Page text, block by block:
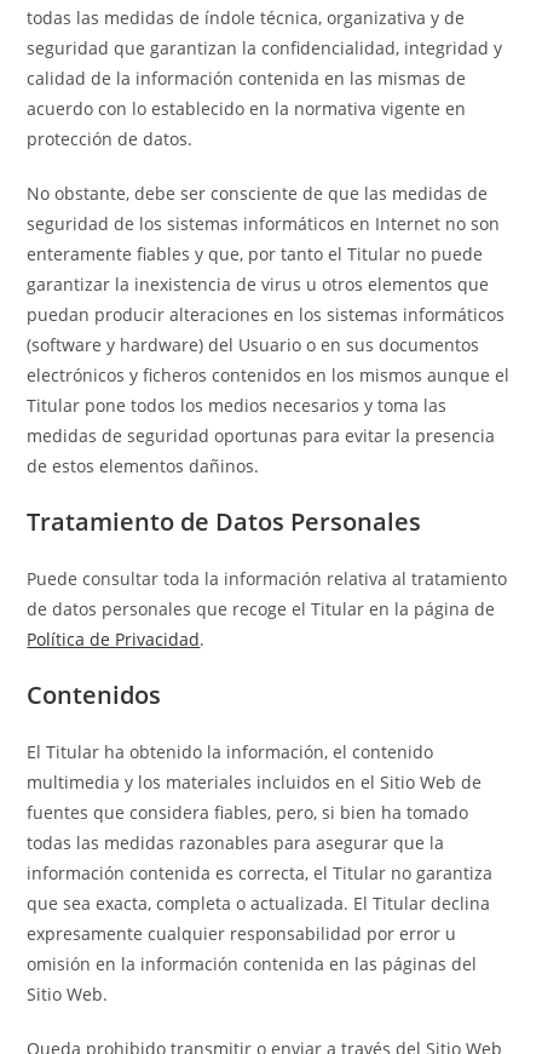
todas las medidas de índole técnica, organizativa y de
seguridad que garantizan la confidencialidad, integridad y
calidad de la información contenida en las mismas de
acuerdo con lo establecido en la normativa vigente en
protección de datos.
No obstante, debe ser consciente de que las medidas de
seguridad de los sistemas informáticos en Internet no son
enteramente fiables y que, por tanto el Titular no puede
garantizar la inexistencia de virus u otros elementos que
puedan producir alteraciones en los sistemas informáticos
(software y hardware) del Usuario o en sus documentos
electrónicos y ficheros contenidos en los mismos aunque el
Titular pone todos los medios necesarios y toma las
medidas de seguridad oportunas para evitar la presencia
de estos elementos dañinos.
Tratamiento de Datos Personales
Puede consultar toda la información relativa al tratamiento
de datos personales que recoge el Titular en la página de
Política de Privacidad.
Contenidos
El Titular ha obtenido la información, el contenido
multimedia y los materiales incluidos en el Sitio Web de
fuentes que considera fiables, pero, si bien ha tomado
todas las medidas razonables para asegurar que la
información contenida es correcta, el Titular no garantiza
que sea exacta, completa o actualizada. El Titular declina
expresamente cualquier responsabilidad por error u
omisión en la información contenida en las páginas del
Sitio Web.
Queda prohibido transmitir o enviar a través del Sitio Web